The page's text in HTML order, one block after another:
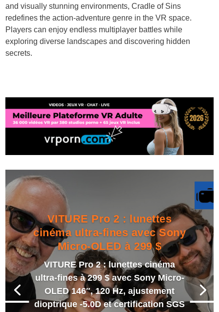
and visually stunning environments, Cradle of Sins
redefines the action-adventure genre in the VR space.
Players can enjoy endless multiplayer battles while
exploring diverse landscapes and discovering hidden
secrets.
VITURE Pro 2 : lunettes
cinéma ultra-fines avec Sony
Micro-OLED à 299 $
VITURE Pro 2 : lunettes cinéma
ultra-fines à 299 $ avec Sony Micro-
OLED 146″, 120 Hz, ajustement
dioptrique -5.0D et certification SGS